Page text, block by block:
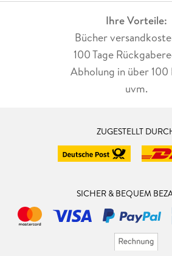
Ihre Vorteile:
Bücher
100 Tage
Abholung in über 100
uvm.
ZUGESTELLT
SICHER & BEQUEM